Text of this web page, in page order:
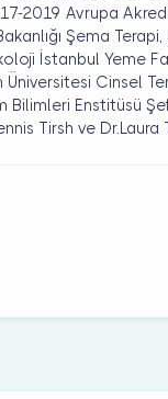
2019 Avrupa
Şema
İstanbul Yeme
Üniversitesi Cinsel
Bilimleri Enstitüsü
Tirsh ve Dr.Laura